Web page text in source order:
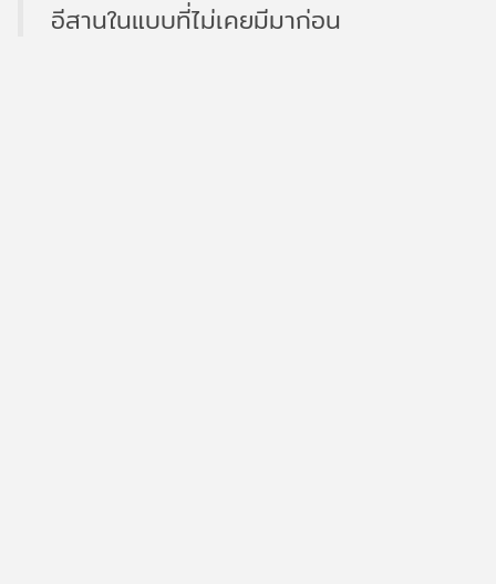
อีสานในแบบที่ไม่เคยมีมาก่อน